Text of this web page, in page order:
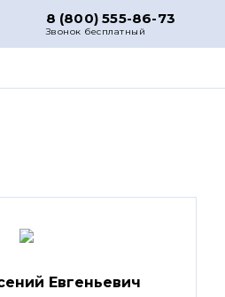
8 (800) 555-86-73
Звонок бесплатный
ЦЕНЫ
Евгеньевич